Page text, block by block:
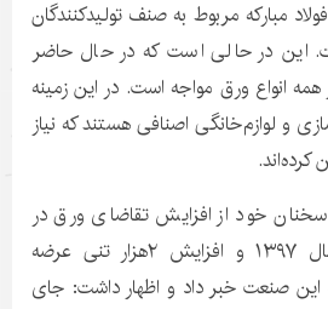
مبارکه مربوط به صنف تولیدکنندگان
این در حالی است که در حال حاضر
انواع ورق مواجه است. در این زمینه
و لوازم‌خانگی اصنافی هستند که نیاز
کرده‌اند.
خود از افزایش تقاضای ورق در
صنعت لوازم‌خانگی از سال ۱۳۹۷ و افزایش ۲هزار تنی عرضه
این صنعت خبر داد و اظهار داشت: جای